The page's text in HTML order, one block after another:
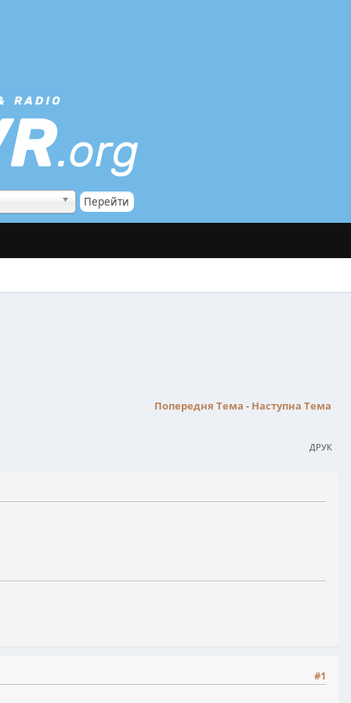
Попередня Тема - Наступна Тема
ДРУК
#1